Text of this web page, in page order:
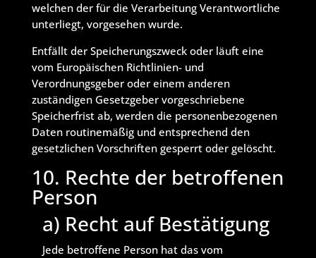
welchen der für die Verarbeitung Verantwortliche
unterliegt, vorgesehen wurde.
Entfällt der Speicherungszweck oder läuft eine
vom Europäischen Richtlinien- und
Verordnungsgeber oder einem anderen
zuständigen Gesetzgeber vorgeschriebene
Speicherfrist ab, werden die personenbezogenen
Daten routinemäßig und entsprechend den
gesetzlichen Vorschriften gesperrt oder gelöscht.
10. Rechte der betroffenen
Person
a) Recht auf Bestätigung
Jede betroffene Person hat das vom